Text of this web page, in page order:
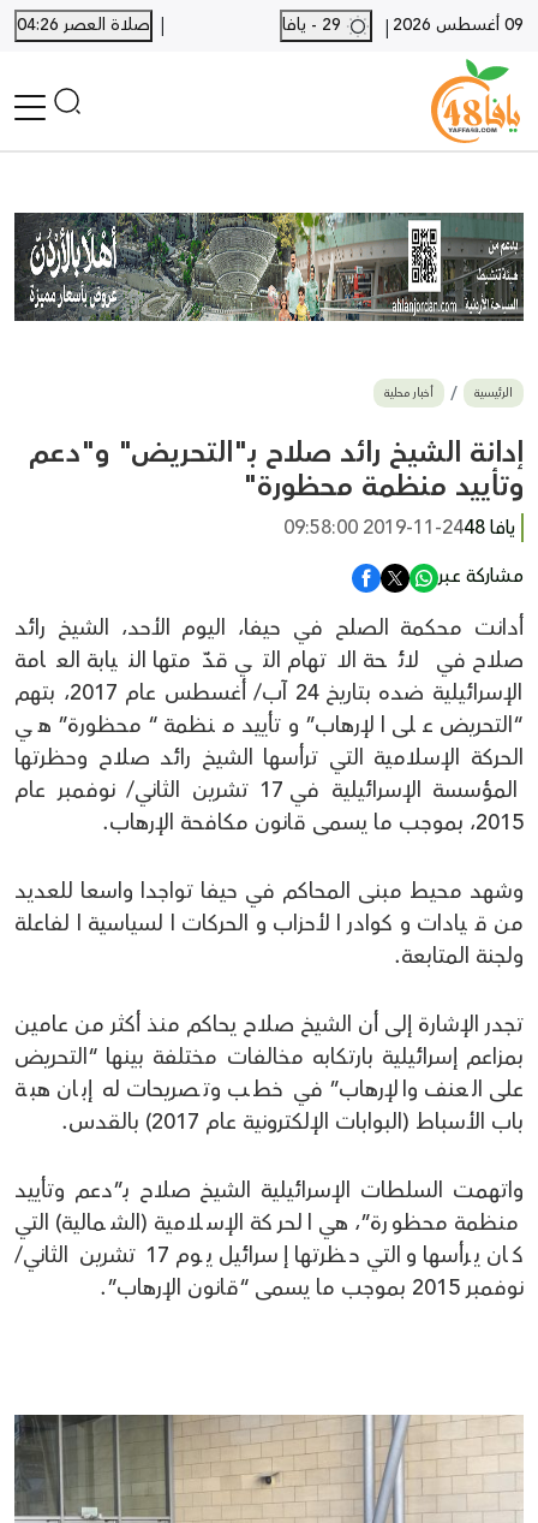
09 أغسطس 2026 |
| صلاة العصر 04:26
أخبار محلية
أخبار يافا
SHORTS
أخبار اللد والرملة
بيع وشراء
أخبار القدس
وفيات
المزيد
ارسل خبر
الرئيسية أخبار محلية
إدانة الشيخ رائد صلاح بـ"التحريض" و"دعم
وتأييد منظمة محظورة"
يافا 48
2019-11-24 09:58:00
مشاركة عبر
أدانت محكمة الصلح في حيفا، اليوم الأحد، الشيخ رائد
صلاح في لائحة الاتهام التي قدّمتها النيابة العامة
الإسرائيلية ضده بتاريخ 24 آب/ أغسطس عام 2017، بتهم
“التحريض على الإرهاب” وتأييد منظمة “محظورة” هي
الحركة الإسلامية التي ترأسها الشيخ رائد صلاح وحظرتها
المؤسسة الإسرائيلية في 17 تشرين الثاني/ نوفمبر عام
2015، بموجب ما يسمى قانون مكافحة الإرهاب.
وشهد محيط مبنى المحاكم في حيفا تواجدا واسعا للعديد
من قيادات وكوادر الأحزاب والحركات السياسية الفاعلة
ولجنة المتابعة.
تجدر الإشارة إلى أن الشيخ صلاح يحاكم منذ أكثر من عامين
بمزاعم إسرائيلية بارتكابه مخالفات مختلفة بينها “التحريض
على العنف والإرهاب” في خطب وتصريحات له إبان هبة
باب الأسباط (البوابات الإلكترونية عام 2017) بالقدس.
واتهمت السلطات الإسرائيلية الشيخ صلاح بـ”دعم وتأييد
منظمة محظورة”، هي الحركة الإسلامية (الشمالية) التي
كان يرأسها والتي حظرتها إسرائيل يوم 17 تشرين الثاني/
نوفمبر 2015 بموجب ما يسمى “قانون الإرهاب”.